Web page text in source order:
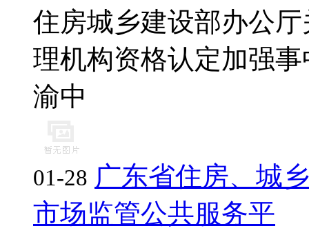
住房城乡建设部办公
理机构资格认定加强
渝中
01-28 广东省住房、城
市场监管公共服务平